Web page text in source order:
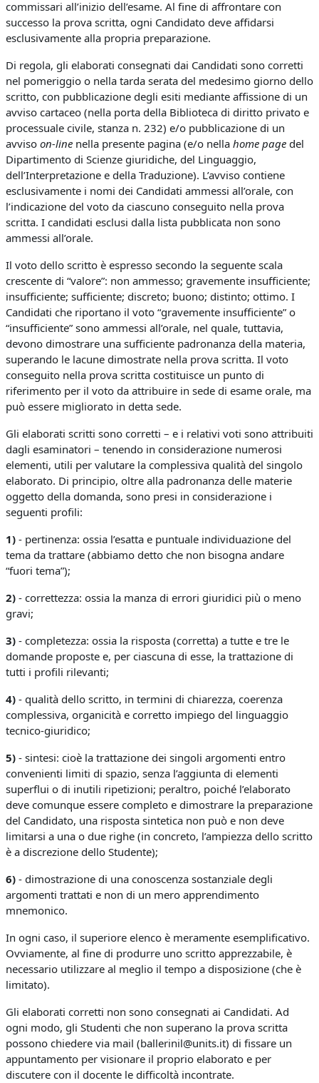
commissari all’inizio dell’esame. Al fine di affrontare con
successo la prova scritta, ogni Candidato deve affidarsi
esclusivamente alla propria preparazione.
Di regola, gli elaborati consegnati dai Candidati sono corretti
nel pomeriggio o nella tarda serata del medesimo giorno dello
scritto, con pubblicazione degli esiti mediante affissione di un
avviso cartaceo (nella porta della Biblioteca di diritto privato e
processuale civile, stanza n. 232) e/o pubblicazione di un
avviso on-line nella presente pagina (e/o nella home page del
Dipartimento di Scienze giuridiche, del Linguaggio,
dell’Interpretazione e della Traduzione). L’avviso contiene
esclusivamente i nomi dei Candidati ammessi all’orale, con
l’indicazione del voto da ciascuno conseguito nella prova
scritta. I candidati esclusi dalla lista pubblicata non sono
ammessi all’orale.
Il voto dello scritto è espresso secondo la seguente scala
crescente di “valore”: non ammesso; gravemente insufficiente;
insufficiente; sufficiente; discreto; buono; distinto; ottimo. I
Candidati che riportano il voto “gravemente insufficiente” o
“insufficiente” sono ammessi all’orale, nel quale, tuttavia,
devono dimostrare una sufficiente padronanza della materia,
superando le lacune dimostrate nella prova scritta. Il voto
conseguito nella prova scritta costituisce un punto di
riferimento per il voto da attribuire in sede di esame orale, ma
può essere migliorato in detta sede.
Gli elaborati scritti sono corretti – e i relativi voti sono attribuiti
dagli esaminatori – tenendo in considerazione numerosi
elementi, utili per valutare la complessiva qualità del singolo
elaborato. Di principio, oltre alla padronanza delle materie
oggetto della domanda, sono presi in considerazione i
seguenti profili:
1) - pertinenza: ossia l’esatta e puntuale individuazione del
tema da trattare (abbiamo detto che non bisogna andare
“fuori tema”);
2) - correttezza: ossia la manza di errori giuridici più o meno
gravi;
3) - completezza: ossia la risposta (corretta) a tutte e tre le
domande proposte e, per ciascuna di esse, la trattazione di
tutti i profili rilevanti;
4) - qualità dello scritto, in termini di chiarezza, coerenza
complessiva, organicità e corretto impiego del linguaggio
tecnico-giuridico;
5) - sintesi: cioè la trattazione dei singoli argomenti entro
convenienti limiti di spazio, senza l’aggiunta di elementi
superflui o di inutili ripetizioni; peraltro, poiché l’elaborato
deve comunque essere completo e dimostrare la preparazione
del Candidato, una risposta sintetica non può e non deve
limitarsi a una o due righe (in concreto, l’ampiezza dello scritto
è a discrezione dello Studente);
6) - dimostrazione di una conoscenza sostanziale degli
argomenti trattati e non di un mero apprendimento
mnemonico.
In ogni caso, il superiore elenco è meramente esemplificativo.
Ovviamente, al fine di produrre uno scritto apprezzabile, è
necessario utilizzare al meglio il tempo a disposizione (che è
limitato).
Gli elaborati corretti non sono consegnati ai Candidati. Ad
ogni modo, gli Studenti che non superano la prova scritta
possono chiedere via mail (ballerinil@units.it) di fissare un
appuntamento per visionare il proprio elaborato e per
discutere con il docente le difficoltà incontrate.